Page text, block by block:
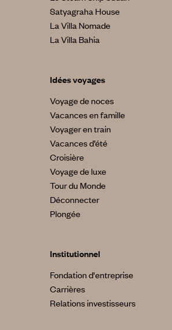
Satyagraha House
La Villa Nomade
La Villa Bahia
Idées voyages
Voyage de noces
Vacances en famille
Voyager en train
Vacances d’été
Croisière
Voyage de luxe
Tour du Monde
Déconnecter
Plongée
Institutionnel
Fondation d'entreprise
Carrières
Relations investisseurs